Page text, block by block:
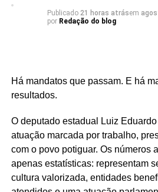
Publicado 21 horas atrásem
por Redação do blog
Há mandatos que passam. E há
resultados.
O deputado estadual Luiz
atuação marcada por trabalho,
com o povo potiguar. Os números
apenas estatísticas: representam
cultura valorizada, entidades